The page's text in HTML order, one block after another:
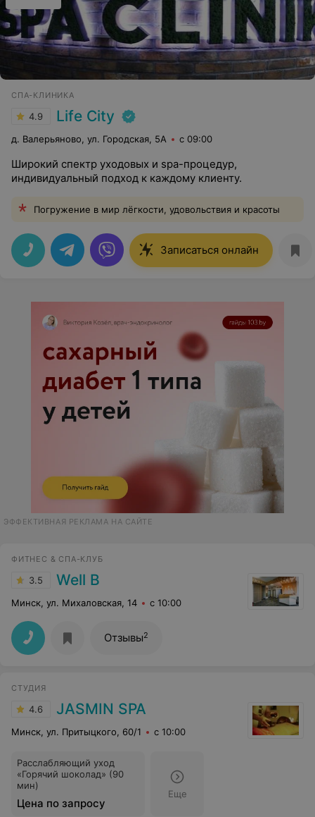
СПА-КЛИНИКА
4.9 Life City
д. Валерьяново, ул. Городская, 5А с 09:00
Широкий спектр уходовых и spa-процедур,
индивидуальный подход к каждому клиенту.
Погружение в мир лёгкости, удовольствия и красоты
Записаться онлайн
ЭФФЕКТИВНАЯ РЕКЛАМА НА САЙТЕ
ФИТНЕС & СПА-КЛУБ
3.5 Well B
Минск, ул. Михаловская, 14 с 10:00
Отзывы2
СТУДИЯ
4.6 JASMIN SPA
Минск, ул. Притыцкого, 60/1 с 10:00
Расслабляющий уход
«Горячий шоколад» (90
мин)
Цена по запросу
Еще